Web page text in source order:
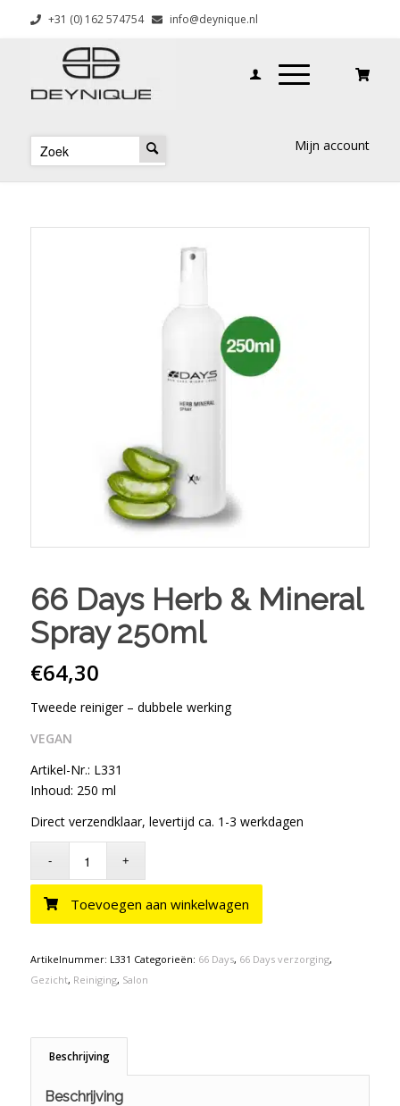
+31 (0) 162 574754 info@deynique.nl
Mijn account
66 Days Herb & Mineral
Spray 250ml
€64,30
Tweede reiniger – dubbele werking
VEGAN
Artikel-Nr.: L331
Inhoud: 250 ml
Direct verzendklaar, levertijd ca. 1-3 werkdagen
Toevoegen aan winkelwagen
Artikelnummer: L331 Categorieën: 66 Days, 66 Days verzorging,
Gezicht, Reiniging, Salon
Beschrijving
Beschrijving